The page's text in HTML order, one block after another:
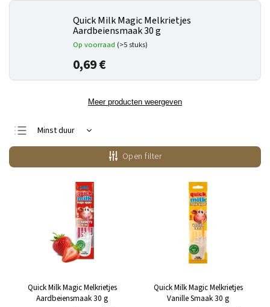
Quick Milk Magic Melkrietjes
Aardbeiensmaak 30 g
Op voorraad (>5 stuks)
0,69 €
Meer producten weergeven
Minst duur
Duurste
Bestsellers
Alfabetisch
Open filter
Quick Milk Magic Melkrietjes
Aardbeiensmaak 30 g
Quick Milk Magic Melkrietjes
Vanille Smaak 30 g